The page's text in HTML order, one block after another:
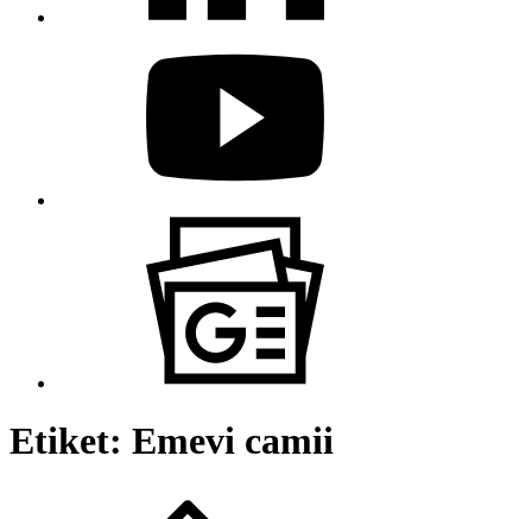
Etiket: Emevi camii